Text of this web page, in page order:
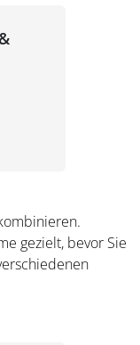
gezielt, bevor Sie